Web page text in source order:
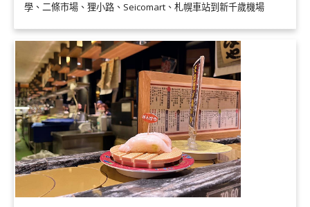
學、二條市場、狸小路、Seicomart、札幌車站到新千歲機場